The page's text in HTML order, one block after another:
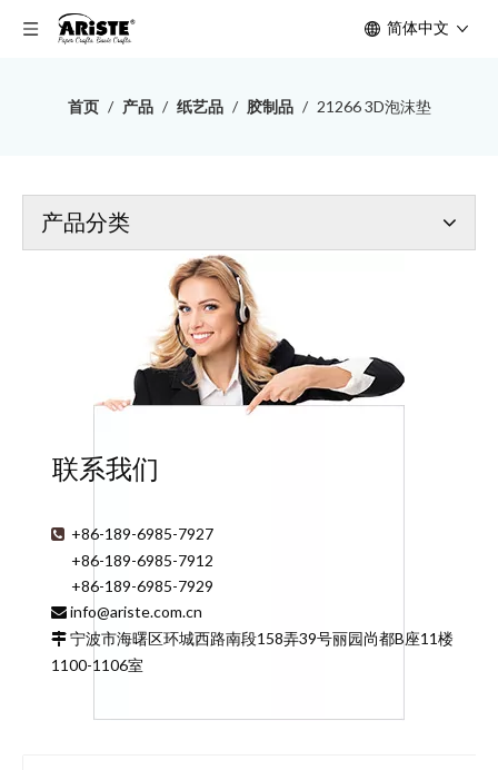
简体中文
首页 / 产品 / 纸艺品 / 胶制品 / 21266 3D泡沫垫
产品分类
联系我们
 +86-189-6985-7927
+86-189-6985-7912
+86-189-6985-7929
 info@ariste.com.cn
 宁波市海曙区环城西路南段158弄39号丽园尚都B座11楼
1100-1106室